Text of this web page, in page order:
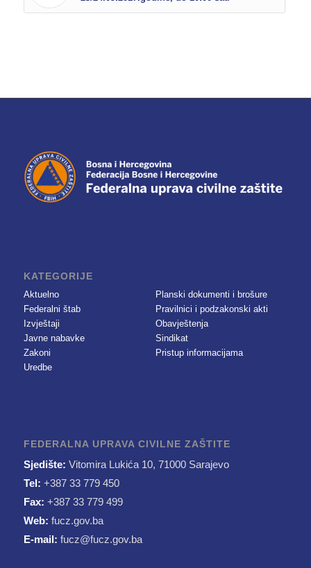
KATEGORIJE
Aktuelno
Federalni štab
Izvještaji
Javne nabavke
Zakoni
Uredbe
Planski dokumenti i brošure
Pravilnici i podzakonski akti
Obavještenja
Sindikat
Pristup informacijama
FEDERALNA UPRAVA CIVILNE ZAŠTITE
Sjedište: Vitomira Lukića 10, 71000 Sarajevo
Tel: +387 33 779 450
Fax: +387 33 779 499
Web: fucz.gov.ba
E-mail: fucz@fucz.gov.ba